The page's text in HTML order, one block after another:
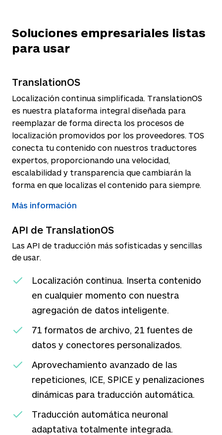
Soluciones empresariales listas
para usar
TranslationOS
Localización continua simplificada. TranslationOS
es nuestra plataforma integral diseñada para
reemplazar de forma directa los procesos de
localización promovidos por los proveedores. TOS
conecta tu contenido con nuestros traductores
expertos, proporcionando una velocidad,
escalabilidad y transparencia que cambiarán la
forma en que localizas el contenido para siempre.
Más información
API de TranslationOS
Las API de traducción más sofisticadas y sencillas
de usar.
Localización continua. Inserta contenido
en cualquier momento con nuestra
agregación de datos inteligente.
71 formatos de archivo, 21 fuentes de
datos y conectores personalizados.
Aprovechamiento avanzado de las
repeticiones, ICE, SPICE y penalizaciones
dinámicas para traducción automática.
Traducción automática neuronal
adaptativa totalmente integrada.